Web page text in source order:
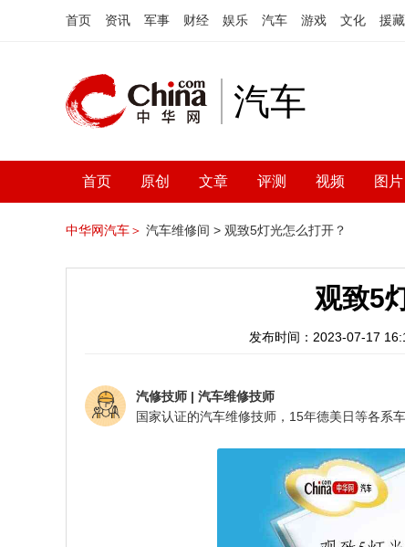
首页 资讯 军事 财经 娱乐 汽车 游戏 文化 援藏
汽车
首页 原创 文章 评测 视频 图片
中华网汽车＞ 汽车维修间 > 观致5灯光怎么打开？
观致5
发布时间：2023-07-17
汽修技师 | 汽车维修技师